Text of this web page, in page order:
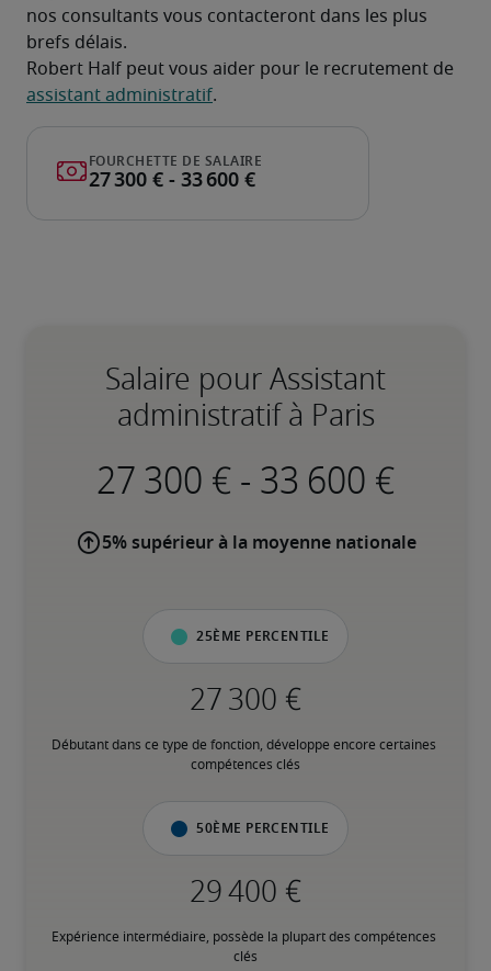
nos consultants vous contacteront dans les plus
brefs délais.
assistant administratif.
Salaire pour Assistant
administratif à Paris
-
5% supérieur à la moyenne nationale
25ème percentile
Débutant dans ce type de fonction, développe encore certaines
compétences clés
50ème percentile
Expérience intermédiaire, possède la plupart des compétences
clés